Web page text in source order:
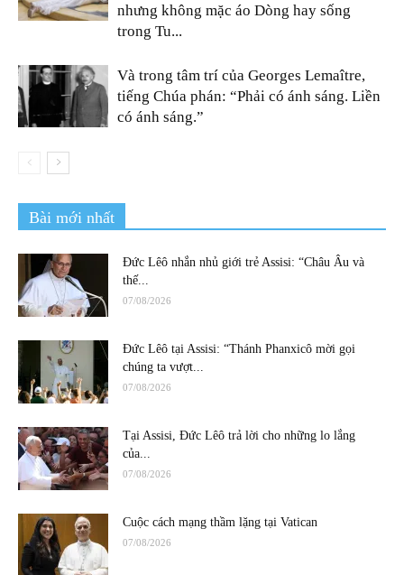
nhưng không mặc áo Dòng hay sống
trong Tu...
Và trong tâm trí của Georges Lemaître,
tiếng Chúa phán: “Phải có ánh sáng. Liền
có ánh sáng.”
Bài mới nhất
Đức Lêô nhắn nhủ giới trẻ Assisi: “Châu Âu và
thế...
07/08/2026
Đức Lêô tại Assisi: “Thánh Phanxicô mời gọi
chúng ta vượt...
07/08/2026
Tại Assisi, Đức Lêô trả lời cho những lo lắng
của...
07/08/2026
Cuộc cách mạng thầm lặng tại Vatican
07/08/2026